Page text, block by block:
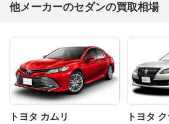
他メーカーのセダンの買取相場
トヨタ カムリ トヨタ